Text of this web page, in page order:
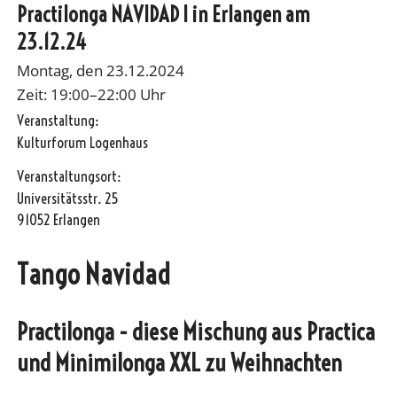
Practilonga NAVIDAD I in Erlangen am
23.12.24
Montag, den 23.12.2024
Zeit: 19:00–22:00 Uhr
Veranstaltung:
Kulturforum Logenhaus
Veranstaltungsort:
Universitätsstr. 25
91052 Erlangen
Tango Navidad
Practilonga - diese Mischung aus Practica
und Minimilonga XXL zu Weihnachten